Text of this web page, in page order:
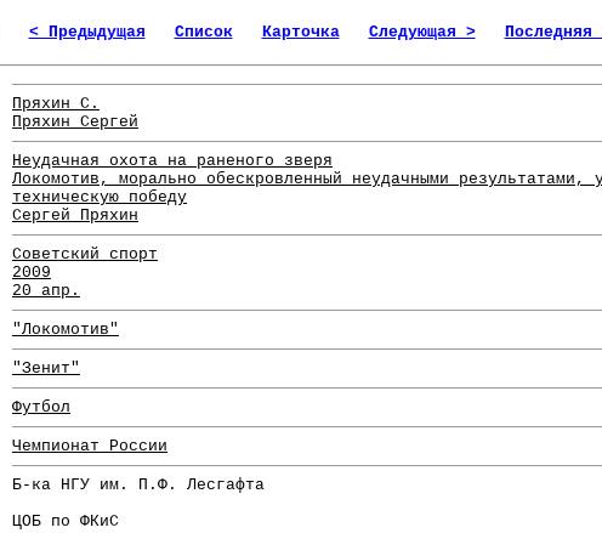
< Предыдущая Список Карточка Следующая > Последняя
Пряхин С.
Пряхин Сергей
Неудачная охота на раненого зверя
Локомотив, морально обескровленный неудачными
техническую победу
Сергей Пряхин
Советский спорт
2009
20 апр.
"Локомотив"
"Зенит"
Футбол
Чемпионат России
Б-ка НГУ им. П.Ф. Лесгафта
ЦОБ по ФКиС